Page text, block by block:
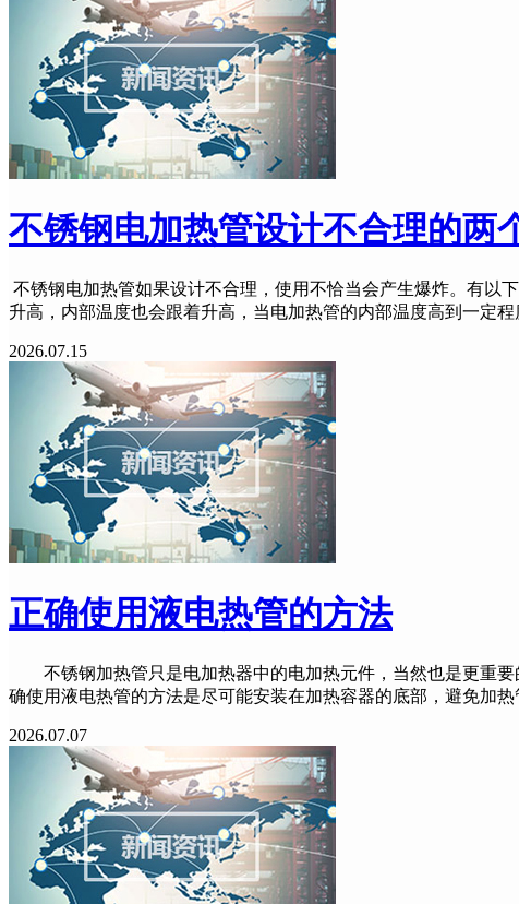
不锈钢电加热管设计不合理的两
不锈钢电加热管如果设计不合理，使用不恰当会产生爆炸。有以
升高，内部温度也会跟着升高，当电加热管的内部温度高到一定
2026.07.15
正确使用液电热管的方法
不锈钢加热管只是电加热器中的电加热元件，当然也是更重要
确使用液电热管的方法是尽可能安装在加热容器的底部，避免加
2026.07.07